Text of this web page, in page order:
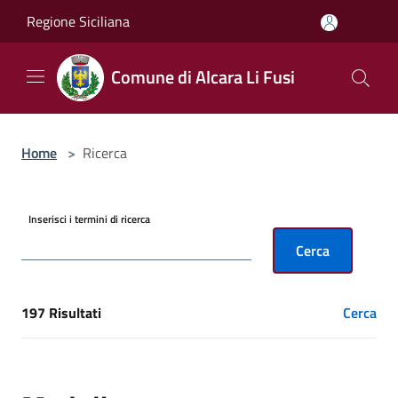
Regione Siciliana
Comune di Alcara Li Fusi
Home > Ricerca
Inserisci i termini di ricerca
Cerca
[results] Risultati
197 Risultati Cerca